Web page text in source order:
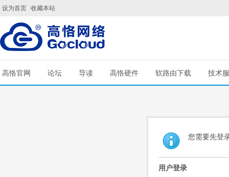
设为首页 收藏本站
高恪官网 论坛 导读 高恪硬件 软路由下载 技术
您需要先登
用户登录